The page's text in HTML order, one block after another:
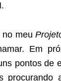
no meu
Em
pontos de
procurando